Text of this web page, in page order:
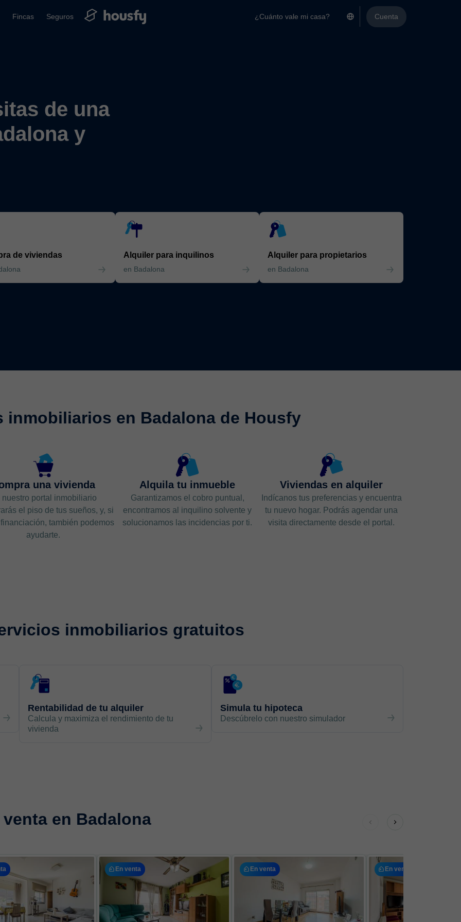
Fincas Seguros ¿Cuánto vale mi casa? Cuenta
de una
y
de viviendas Alquiler para inquilinos
en Badalona
Alquiler para propietarios
en Badalona
inmobiliarios en Badalona de Housfy
una vivienda
nuestro portal inmobiliario
el piso de tus sueños, y, si
también podemos
ayudarte.
Alquila tu inmueble
Garantizamos el cobro puntual,
encontramos al inquilino solvente y
solucionamos las incidencias por ti.
Viviendas en alquiler
Indícanos tus preferencias y encuentra
tu nuevo hogar. Podrás agendar una
visita directamente desde el portal.
inmobiliarios gratuitos
Rentabilidad de tu alquiler
Calcula y maximiza el rendimiento de tu
vivienda
Simula tu hipoteca
Descúbrelo con nuestro simulador
en Badalona
En venta En venta En venta